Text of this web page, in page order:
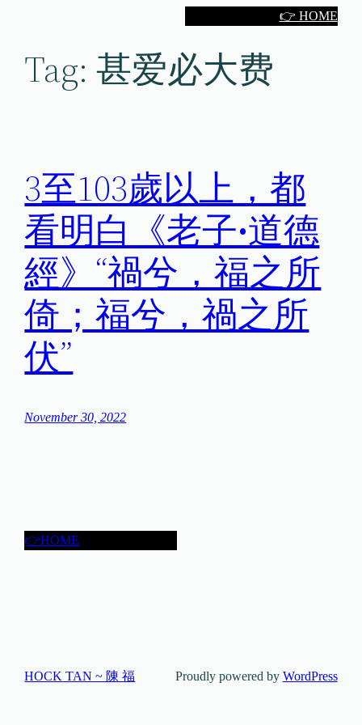
👉 HOME
Tag:甚爱必大费
3至103歲以上，都
看明白《老子•道德
經》“禍兮，福之所
倚；福兮，禍之所
伏”
November 30, 2022
👉HOME
HOCK TAN ~ 陳 福 Proudly powered by WordPress